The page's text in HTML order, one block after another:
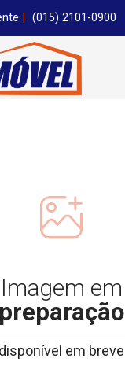
(015) 2101-0900
Imagem em
preparação
disponível em breve